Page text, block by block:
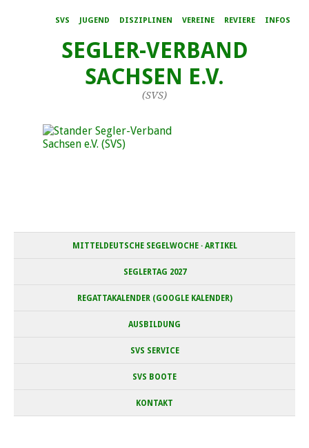
SVS JUGEND DISZIPLINEN VEREINE REVIERE INFOS
SEGLER-VERBAND
SACHSEN E.V.
(SVS)
MITTELDEUTSCHE SEGELWOCHE · ARTIKEL
SEGLERTAG 2027
REGATTAKALENDER (GOOGLE KALENDER)
AUSBILDUNG
SVS SERVICE
SVS BOOTE
KONTAKT